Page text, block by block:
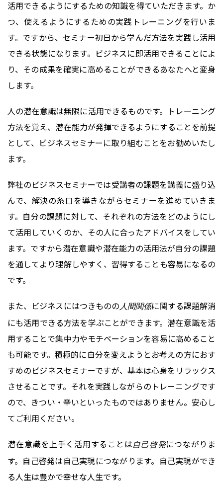
活用できるようにするための知識を得ていただきます。か
つ、使えるようにするための実践トレーニングを行いま
す。ですから、セミナー初日から学んだ方法を実践し活用
できる状態になります。ビジネスに即活用できることによ
り、その成果を確実に高めることができるあなたへと変身
します。
人の潜在意識は無限に活用できるものです。トレーニング
方法を覚え、潜在能力が発揮できるようにすることを前提
として、ビジネスセミナーに取り組むことをお勧めいたし
ます。
弊社のビジネスセミナーでは受講者の課題を講義に盛り込
んで、解決の糸口を導きながらセミナーを進めていきま
す。自分の課題に対して、それぞれの方法をどのようにし
て活用していくのか、その人に合ったアドバイスをしてい
ます。ですから潜在意識や潜在能力の活用法が自分の課題
を通してより理解しやすく、習得することも容易になるの
です。
また、ビジネスにはつきものの人間関係に関する課題解消
にも活用できる方法を学ぶことができます。潜在意識を活
用することで集中力やモチベーションを容易に高めること
も可能です。積極的に自分を変えようとお考えの方におす
すめのビジネスセミナーですが、基本は心身をリラックス
させることです。それを実践しながらのトレーニングです
ので、きつい・辛いといったものではありません。安心し
てご利用ください。
潜在意識を上手く活用することは自己啓発につながりま
す。自己啓発は自己実現につながります。自己実現ができ
る人生は豊かで幸せな人生です。